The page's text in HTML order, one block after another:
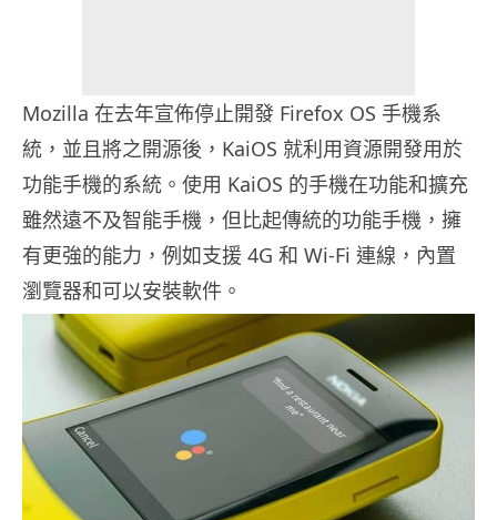
Mozilla 在去年宣佈停止開發 Firefox OS 手機系
統，並且將之開源後，KaiOS 就利用資源開發用於
功能手機的系統。使用 KaiOS 的手機在功能和擴充
雖然遠不及智能手機，但比起傳統的功能手機，擁
有更強的能力，例如支援 4G 和 Wi-Fi 連線，內置
瀏覽器和可以安裝軟件。